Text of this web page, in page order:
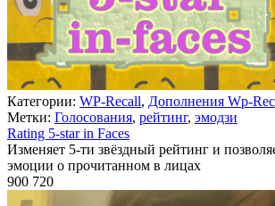
Категории: WP-Recall, Дополнения Wp-
Метки: Голосования, рейтинг, эмодзи
Rating 5-star in Faces
Изменяет 5-ти звёздный рейтинг и
эмоции о прочитанном в лицах
900 720